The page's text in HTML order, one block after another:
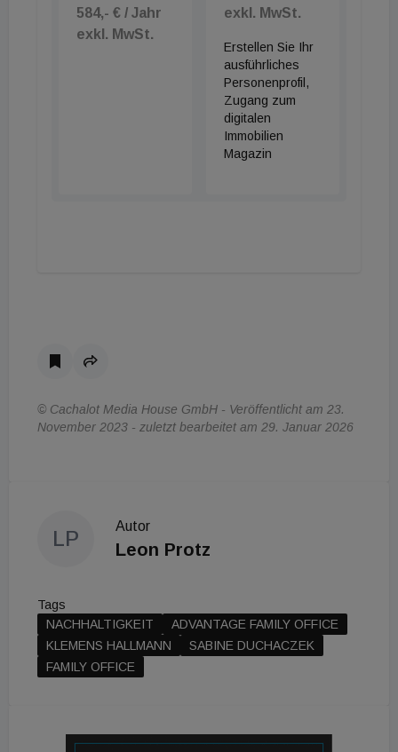
584,- € / Jahr
exkl. MwSt.
exkl. MwSt.
Erstellen Sie Ihr
ausführliches
Personenprofil,
Zugang zum
digitalen
Immobilien
Magazin
© Cachalot Media House GmbH - Veröffentlicht am 23.
November 2023 - zuletzt bearbeitet am 29. Januar 2026
LP
Autor
Leon Protz
Tags
NACHHALTIGKEIT
ADVANTAGE FAMILY OFFICE
KLEMENS HALLMANN
SABINE DUCHACZEK
FAMILY OFFICE